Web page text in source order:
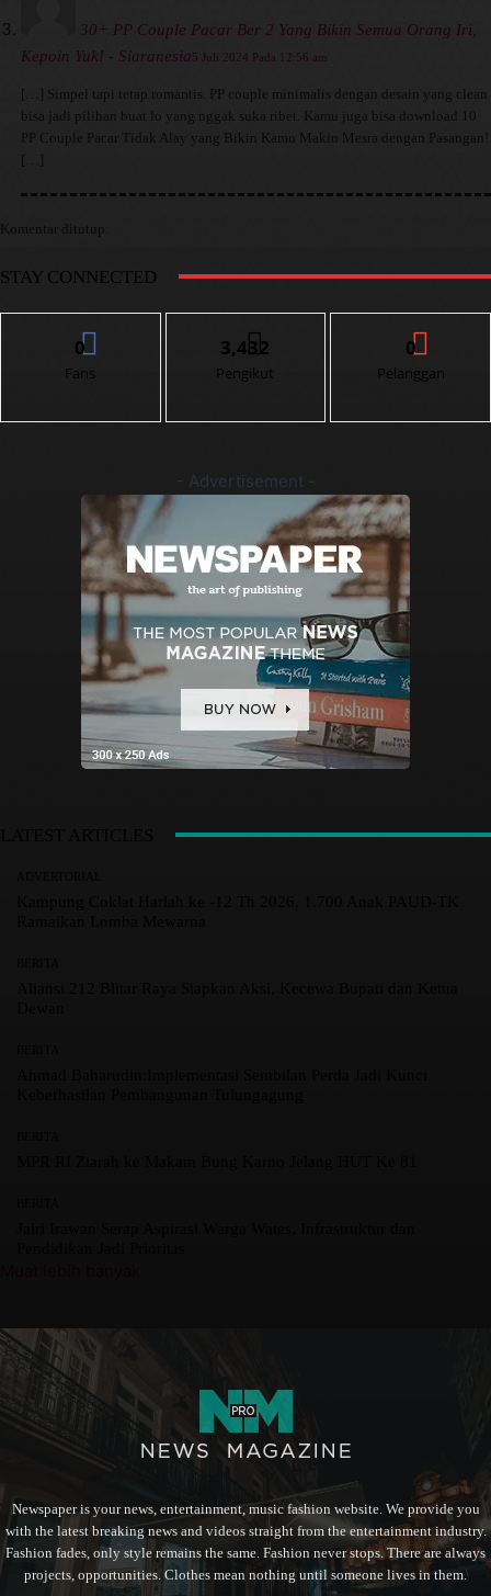
30+ PP Couple Pacar Ber 2 Yang Bikin Semua Orang Iri,
Kepoin Yuk! - Siaranesia5 Juli 2024 Pada 12:56 am
[…] Simpel tapi tetap romantis. PP couple minimalis dengan desain yang clean
bisa jadi pilihan buat lo yang nggak suka ribet. Kamu juga bisa download 10
PP Couple Pacar Tidak Alay yang Bikin Kamu Makin Mesra dengan Pasangan!
[…]
Komentar ditutup.
STAY CONNECTED
0
Fans
3,432
Pengikut
0
Pelanggan
- Advertisement -
Newspaper is your news, entertainment, music fashion website. We provide you
with the latest breaking news and videos straight from the entertainment industry.
Fashion fades, only style remains the same. Fashion never stops. There are always
projects, opportunities. Clothes mean nothing until someone lives in them.